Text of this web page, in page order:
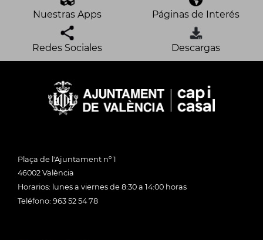
Nuestras Apps Páginas de Interés
Redes Sociales Descargas
Plaça de l'Ajuntament nº 1
46002 València
Horarios: lunes a viernes de 8:30 a 14:00 horas
Teléfono: 963 52 54 78